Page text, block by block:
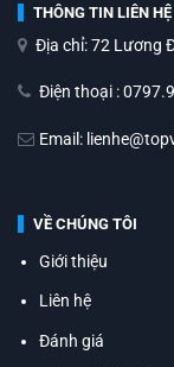
THÔNG TIN LIÊN HỆ
Địa chỉ: 72 Lương
Điện thoại :
Email:
VỀ CHÚNG TÔI
Giới thiệu
Liên hệ
Đánh giá